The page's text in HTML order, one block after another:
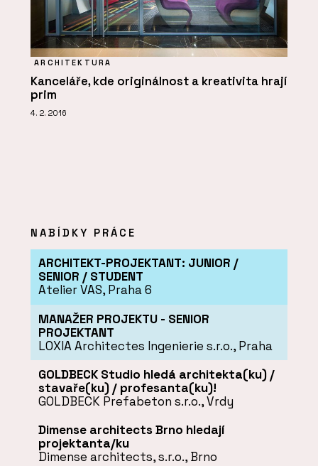
ARCHITEKTURA
Kanceláře, kde originálnost a kreativita hrají
prim
4. 2. 2016
NABÍDKY PRÁCE
ARCHITEKT-PROJEKTANT: JUNIOR /
SENIOR / STUDENT
Atelier VAS, Praha 6
MANAŽER PROJEKTU - SENIOR
PROJEKTANT
LOXIA Architectes Ingenierie s.r.o., Praha
GOLDBECK Studio hledá architekta(ku) /
stavaře(ku) / profesanta(ku)!
GOLDBECK Prefabeton s.r.o., Vrdy
Dimense architects Brno hledají
projektanta/ku
Dimense architects, s.r.o., Brno